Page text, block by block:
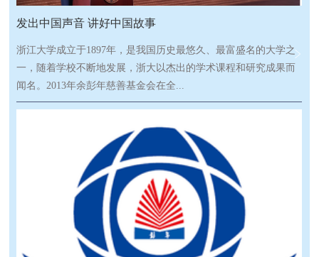
发出中国声音 讲好中国故事
浙江大学成立于1897年，是我国历史最悠久、最富盛名的大学之
一，随着学校不断地发展，浙大以杰出的学术课程和研究成果而
闻名。2013年余彭年慈善基金会在全...
国二十所高校设立了“彭年奖助学金”，由此也与浙江大学开始了
十多年的链接！2015年9月浙大外国语学院启动了国际组织精英人
才培养计划，旨在为联合国等国际组织和外交部等涉外部门培养
优秀青年人才，国际组织人才的培养不断纵向发展。2018年外语
学院向全校开始了“国际组织与国际发展”的辅修专业，并同时建
立了该专业的硕士点。该学科的设立不仅更好地服务于国家的战
略，也为优秀的学子拓宽了国内国际两个渠道。在此背景下，为